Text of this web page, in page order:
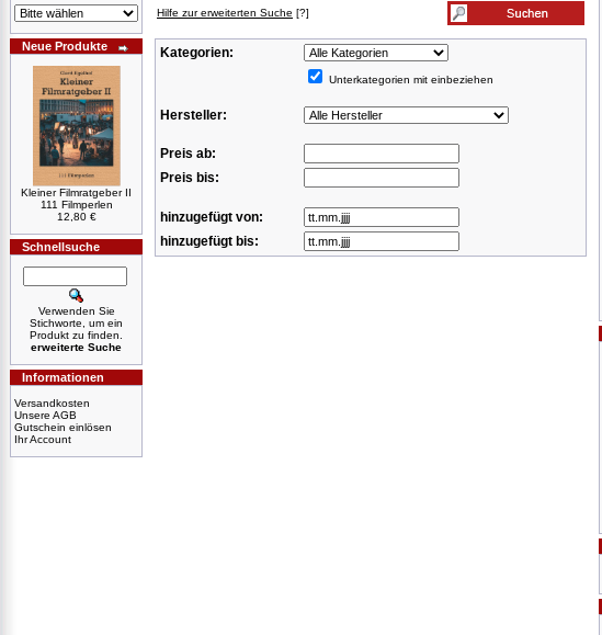
Neue Produkte
Kleiner Filmratgeber II
111 Filmperlen
12,80 €
Schnellsuche
Verwenden Sie
Stichworte, um ein
Produkt zu finden.
erweiterte Suche
Informationen
Versandkosten
Unsere AGB
Gutschein einlösen
Ihr Account
Hilfe zur erweiterten Suche [?]
Kategorien:
Unterkategorien mit einbeziehen
Hersteller:
Preis ab:
Preis bis:
hinzugefügt von:
hinzugefügt bis: